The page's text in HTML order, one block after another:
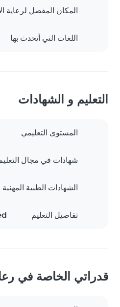
المكان المفضل لرعاية
اللغات التي أتحدث بها
التعليم و الشهادات
المستوى التعليمي
شهادات في مجال
الشهادات الطبية المهنية
تفاصيل التعليم
قدراتي الخاصة في